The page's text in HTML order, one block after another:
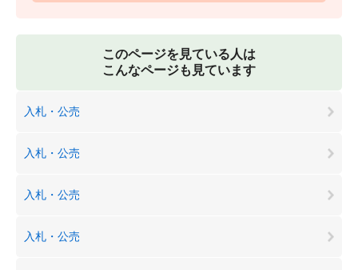
このページを見ている人は
こんなページも見ています
入札・公売
入札・公売
入札・公売
入札・公売